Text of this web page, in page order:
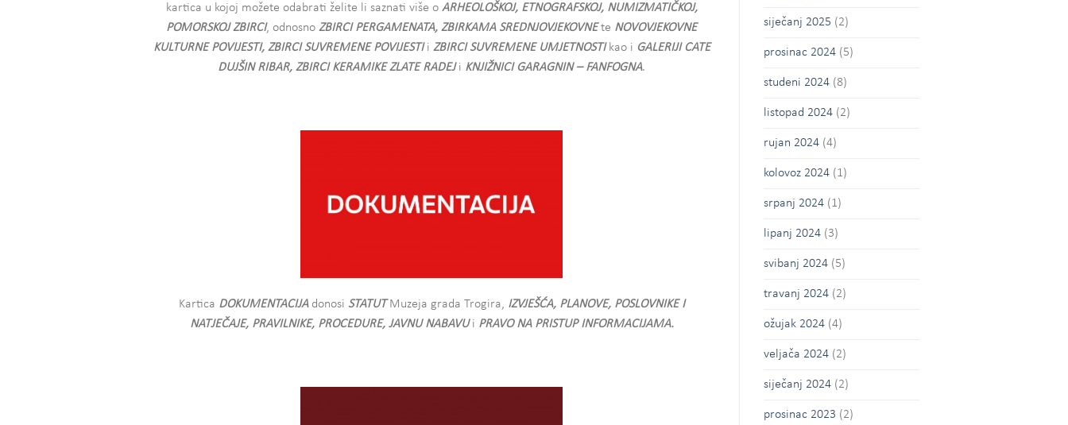
kartica u kojoj možete odabrati želite li saznati više o ARHEOLOŠKOJ, ETNOGRAFSKOJ, NUMIZMATIČKOJ,
POMORSKOJ ZBIRCI, odnosnoZBIRCI PERGAMENATA, ZBIRKAMA SREDNJOVJEKOVNEte NOVOVJEKOVNE
KULTURNE POVIJESTI, ZBIRCI SUVREMENE POVIJESTI i ZBIRCI SUVREMENE UMJETNOSTIkao i GALERIJI CATE
DUJŠIN RIBAR, ZBIRCI KERAMIKE ZLATE RADEJ i KNJIŽNICI GARAGNIN – FANFOGNA.
Kartica DOKUMENTACIJAdonosi STATUTMuzeja grada Trogira, IZVJEŠĆA, PLANOVE, POSLOVNIKE I
NATJEČAJE, PRAVILNIKE, PROCEDURE, JAVNU NABAVUi PRAVO NA PRISTUP INFORMACIJAMA.
siječanj 2025 (2)
prosinac 2024(5)
studeni 2024(8)
listopad 2024(2)
rujan 2024(4)
kolovoz 2024(1)
srpanj 2024(1)
lipanj 2024(3)
svibanj 2024(5)
travanj 2024(2)
ožujak 2024(4)
veljača 2024(2)
siječanj 2024(2)
prosinac 2023 (2)